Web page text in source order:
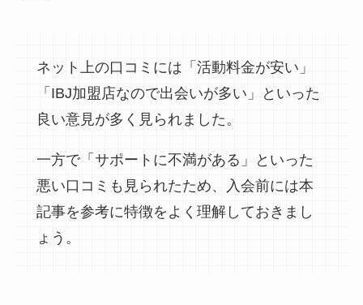
ネット上の口コミには「活動料金が安い」
「IBJ加盟店なので出会いが多い」といった
良い意見が多く見られました。
一方で「サポートに不満がある」といった
悪い口コミも見られたため、入会前には本
記事を参考に特徴をよく理解しておきまし
ょう。